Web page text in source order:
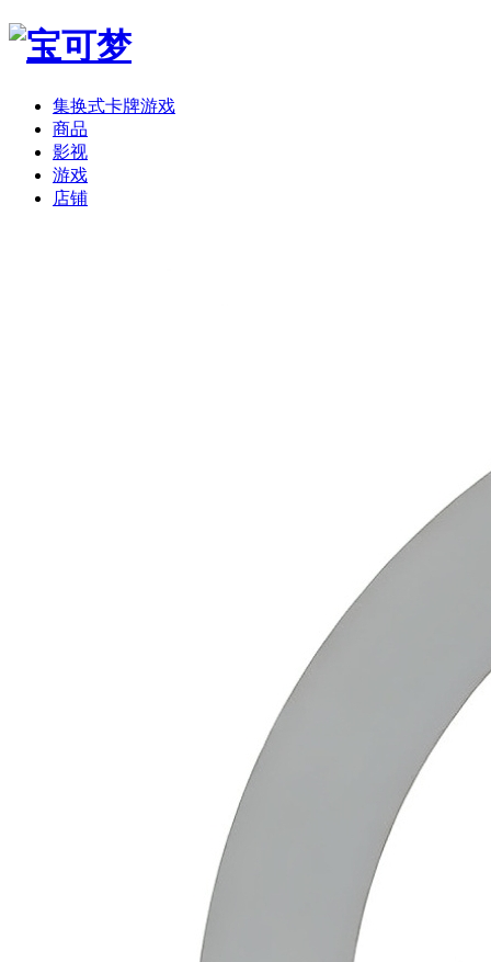
集换式卡牌游戏
商品
影视
游戏
店铺